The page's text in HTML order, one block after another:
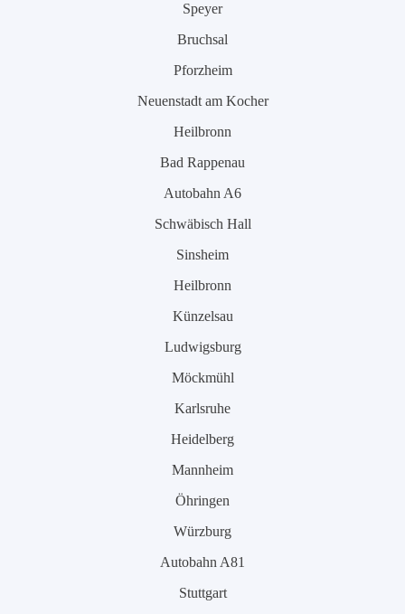
Speyer
Bruchsal
Pforzheim
Neuenstadt am Kocher
Heilbronn
Bad Rappenau
Autobahn A6
Schwäbisch Hall
Sinsheim
Heilbronn
Künzelsau
Ludwigsburg
Möckmühl
Karlsruhe
Heidelberg
Mannheim
Öhringen
Würzburg
Autobahn A81
Stuttgart